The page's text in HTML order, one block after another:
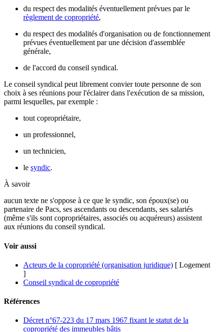
du respect des modalités éventuellement prévues par le
règlement de copropriété,
du respect des modalités d'organisation ou de fonctionnement
prévues éventuellement par une décision d'assemblée
générale,
de l'accord du conseil syndical.
Le conseil syndical peut librement convier toute personne de son
choix à ses réunions pour l'éclairer dans l'exécution de sa mission,
parmi lesquelles, par exemple :
tout copropriétaire,
un professionnel,
un technicien,
le syndic.
À savoir
aucun texte ne s'oppose à ce que le syndic, son époux(se) ou
partenaire de Pacs, ses ascendants ou descendants, ses salariés
(même s'ils sont copropriétaires, associés ou acquéreurs) assistent
aux réunions du conseil syndical.
Voir aussi
Acteurs de la copropriété (organisation juridique) [ Logement
]
Conseil syndical de copropriété
Références
Décret n°67-223 du 17 mars 1967 fixant le statut de la
copropriété des immeubles bâtis